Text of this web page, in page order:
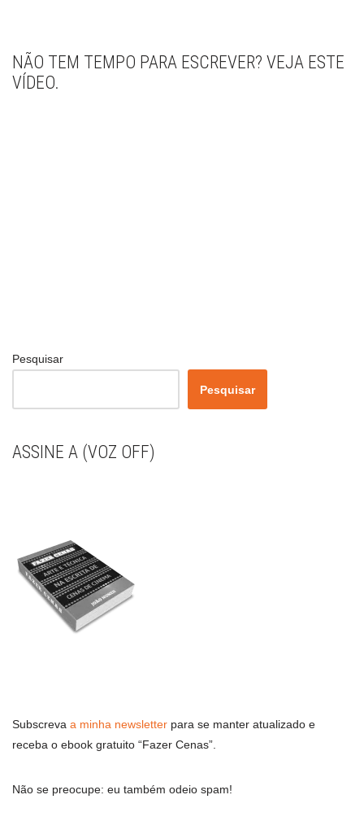
NÃO TEM TEMPO PARA ESCREVER? VEJA ESTE
VÍDEO.
Pesquisar
Pesquisar
ASSINE A (VOZ OFF)
Subscreva a minha newsletter para se manter atualizado e
receba o ebook gratuito “Fazer Cenas”.
Não se preocupe: eu também odeio spam!